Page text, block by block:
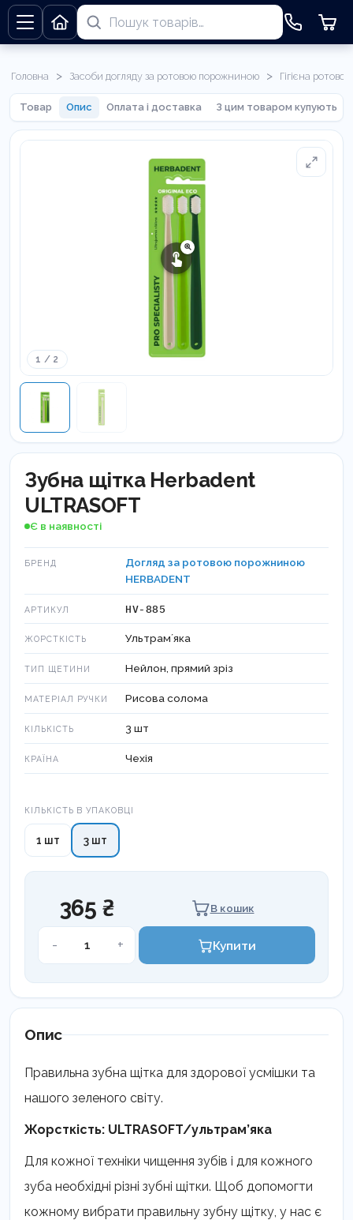
Головна > Засоби догляду за ротовою порожниною > Гігієна
Товар Опис Оплата і доставка З цим товаром купують
1 / 2
Зубна щітка Herbadent
ULTRASOFT
Є в наявності
БРЕНД
Догляд за ротовою порожниною
HERBADENT
АРТИКУЛ HV-885
ЖОРСТКІСТЬ Ультрамʼяка
ТИП ЩЕТИНИ Нейлон, прямий зріз
МАТЕРІАЛ РУЧКИ Рисова солома
КІЛЬКІСТЬ 3 шт
КРАЇНА Чехія
КІЛЬКІСТЬ В УПАКОВЦІ
1 шт 3 шт
365 ₴ В кошик
-
Зубна
кількість
+ Купити
Опис
Правильна зубна щітка для здорової усмішки та
нашого зеленого світу.
Жорсткість: ULTRASOFT/ультрам’яка
Для кожної техніки чищення зубів і для кожного
зуба необхідні різні зубні щітки. Щоб допомогти
кожному вибрати правильну зубну щітку, у нас є